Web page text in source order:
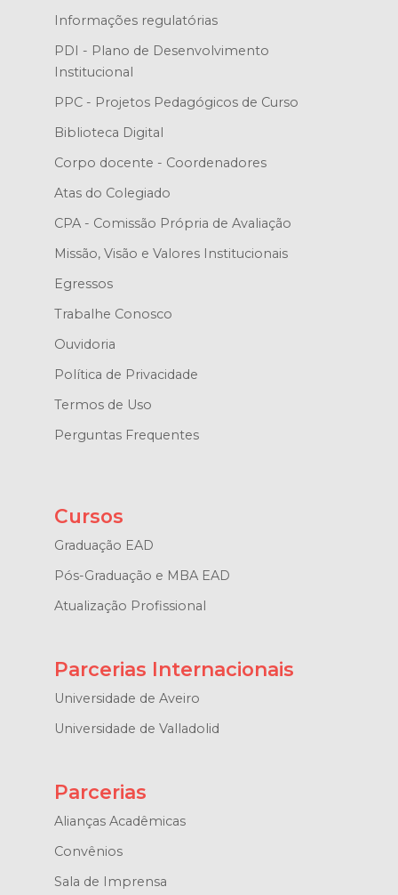
Informações regulatórias
PDI - Plano de Desenvolvimento
Institucional
PPC - Projetos Pedagógicos de Curso
Biblioteca Digital
Corpo docente - Coordenadores
Atas do Colegiado
CPA - Comissão Própria de Avaliação
Missão, Visão e Valores Institucionais
Egressos
Trabalhe Conosco
Ouvidoria
Política de Privacidade
Termos de Uso
Perguntas Frequentes
Cursos
Graduação EAD
Pós-Graduação e MBA EAD
Atualização Profissional
Parcerias Internacionais
Universidade de Aveiro
Universidade de Valladolid
Parcerias
Alianças Acadêmicas
Convênios
Sala de Imprensa